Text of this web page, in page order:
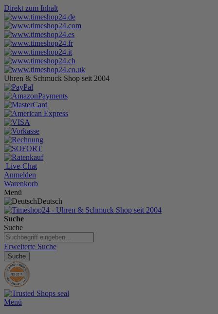
Direkt zum Inhalt
Uhren & Schmuck Shop seit 2004
Live-Chat
Anmelden
Warenkorb
Menü
Deutsch
Suche
Suche
Erweiterte Suche
Suche
Menü